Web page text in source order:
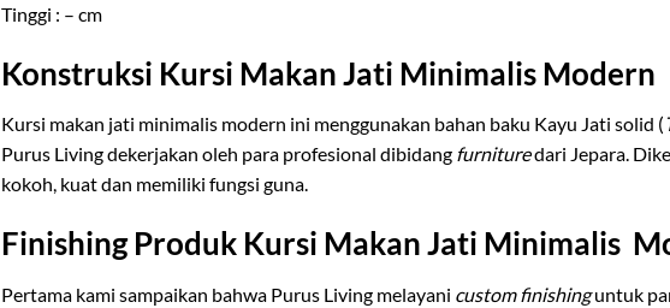
Tinggi : – cm
Konstruksi Kursi Makan Jati Minimalis Modern
Kursi makan jati minimalis modern ini menggunakan bahan baku Kayu Jati solid (
Purus Living dekerjakan oleh para profesional dibidang furnituredari Jepara.
kokoh, kuat dan memiliki fungsi guna.
Finishing Produk Kursi Makan Jati Minimalis
Pertama kami sampaikan bahwa Purus Living melayani custom finishinguntuk